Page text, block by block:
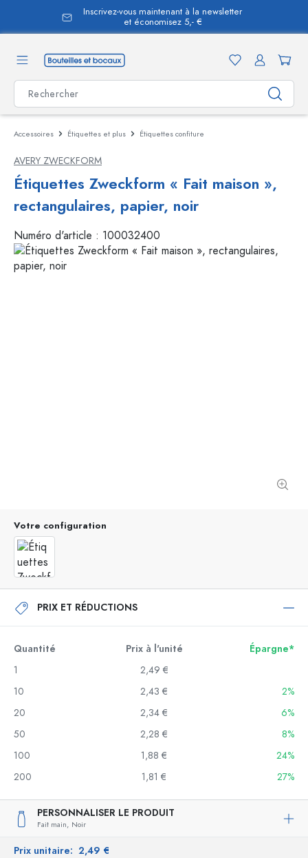
principal
Inscrivez-vous maintenant à la newsletter
et économisez 5,- €
Accessoires Étiquettes et plus Étiquettes confiture
AVERY ZWECKFORM
Étiquettes Zweckform « Fait maison »,
rectangulaires, papier, noir
Numéro d'article : 100032400
Votre configuration
PRIX ET RÉDUCTIONS
Quantité Prix à l'unité
Épargne*
1
2,49 €
10
2,43 €
2%
20
2,34 €
6%
50
2,28 €
8%
100
1,88 €
24%
200
1,81 € 27%
PERSONNALISER LE PRODUIT
Fait main, Noir
Prix unitaire: 2,49 €